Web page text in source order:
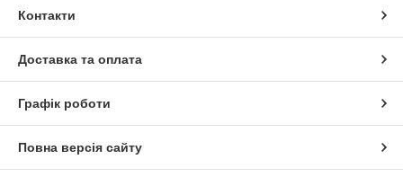
Контакти
Доставка та оплата
Графік роботи
Повна версія сайту